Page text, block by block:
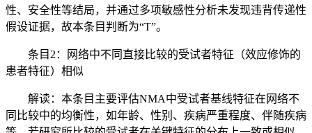
性、安全性等结局，并通过多项敏感性分析未发现违背传递性
假设证据，故本条目判断为“T”。
条目2：网络中不同直接比较的受试者特征（效应修饰的
患者特征）相似
解读：本条目主要评估NMA中受试者基线特征在网络不
同比较中的均衡性，如年龄、性别、疾病严重程度、伴随疾病